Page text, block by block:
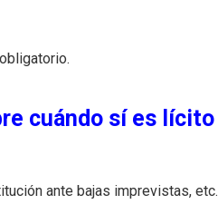
cuándo sí es lícito
ante bajas imprevistas, etc.